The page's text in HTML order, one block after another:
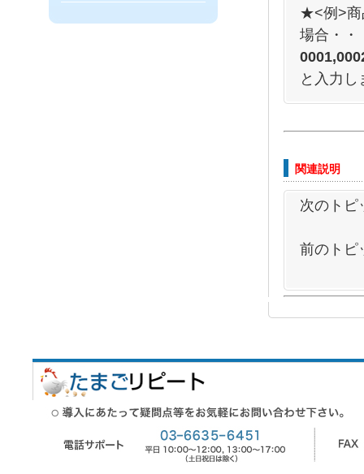
★<例>商
場合・・
と入力し
関連説明
次のトピ
前のトピ